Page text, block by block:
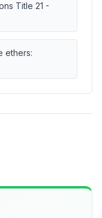
Title 21 -
ethers: